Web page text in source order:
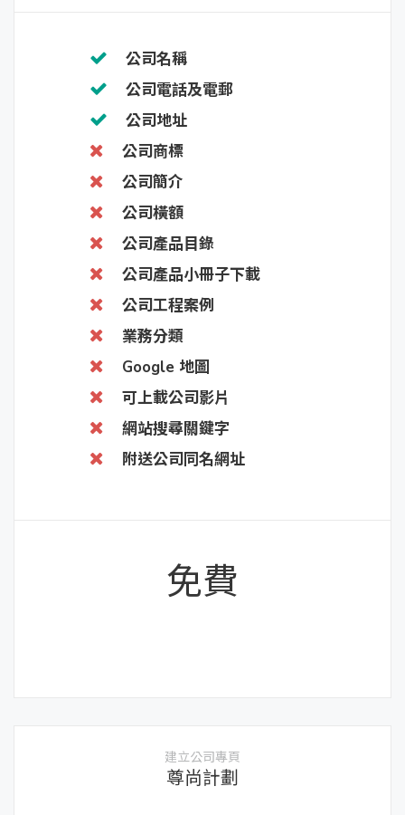
公司名稱
公司電話及電郵
公司地址
公司商標
公司簡介
公司橫額
公司產品目錄
公司產品小冊子下載
公司工程案例
業務分類
Google 地圖
可上載公司影片
網站搜尋關鍵字
附送公司同名網址
免費
建立公司專頁
尊尚計劃